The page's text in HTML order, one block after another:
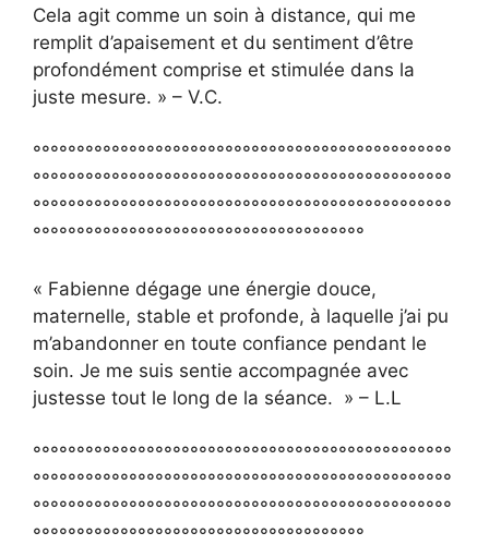
Cela agit comme un soin à distance, qui me
remplit d’apaisement et du sentiment d’être
profondément comprise et stimulée dans la
juste mesure. » – V.C.
°°°°°°°°°°°°°°°°°°°°°°°°°°°°°°°°°°°°°°°°°°°°°°°°
°°°°°°°°°°°°°°°°°°°°°°°°°°°°°°°°°°°°°°°°°°°°°°°°
°°°°°°°°°°°°°°°°°°°°°°°°°°°°°°°°°°°°°°°°°°°°°°°°
°°°°°°°°°°°°°°°°°°°°°°°°°°°°°°°°°°°°°°
« Fabienne dégage une énergie douce,
maternelle, stable et profonde, à laquelle j’ai pu
m’abandonner en toute confiance pendant le
soin. Je me suis sentie accompagnée avec
justesse tout le long de la séance. » – L.L
°°°°°°°°°°°°°°°°°°°°°°°°°°°°°°°°°°°°°°°°°°°°°°°°
°°°°°°°°°°°°°°°°°°°°°°°°°°°°°°°°°°°°°°°°°°°°°°°°
°°°°°°°°°°°°°°°°°°°°°°°°°°°°°°°°°°°°°°°°°°°°°°°°
°°°°°°°°°°°°°°°°°°°°°°°°°°°°°°°°°°°°°°